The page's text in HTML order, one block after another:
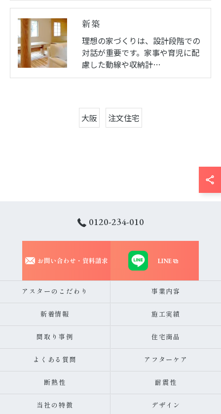
新築
理想の家づくりは、設計段階での
対話が重要です。家事や育児に配
慮した動線や収納計…
大阪 注文住宅
0120-234-010
お問い合わせ・資料請求 LINE
アスターのこだわり 事業内容
新着情報 施工実績
間取り事例 住宅商品
よくある質問 アフターケア
断熱性 耐震性
当社の特徴 デザイン